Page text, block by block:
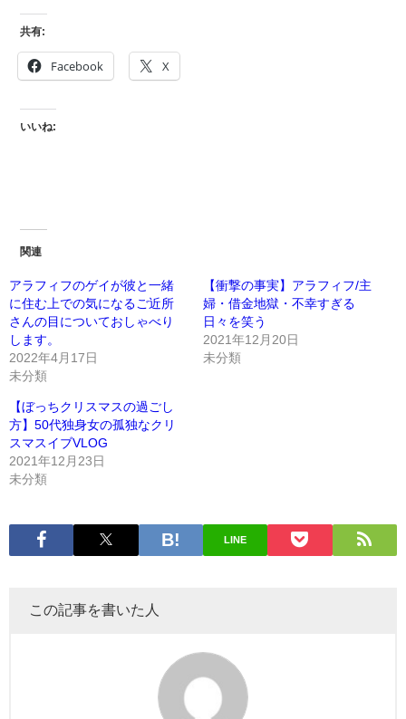
共有:
Facebook X
いいね:
関連
アラフィフのゲイが彼と一緒
に住む上での気になるご近所
さんの目についておしゃべり
します。
2022年4月17日
未分類
【衝撃の事実】アラフィフ/主
婦・借金地獄・不幸すぎる
日々を笑う
2021年12月20日
未分類
【ぼっちクリスマスの過ごし
方】50代独身女の孤独なクリ
スマスイブVLOG
2021年12月23日
未分類
LINE
この記事を書いた人